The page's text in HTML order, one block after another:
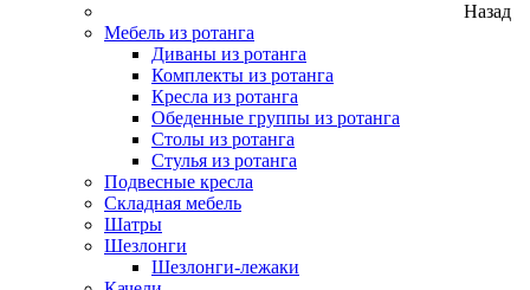
Назад
Мебель из ротанга
Диваны из ротанга
Комплекты из ротанга
Кресла из ротанга
Обеденные группы из ротанга
Столы из ротанга
Стулья из ротанга
Подвесные кресла
Складная мебель
Шатры
Шезлонги
Шезлонги-лежаки